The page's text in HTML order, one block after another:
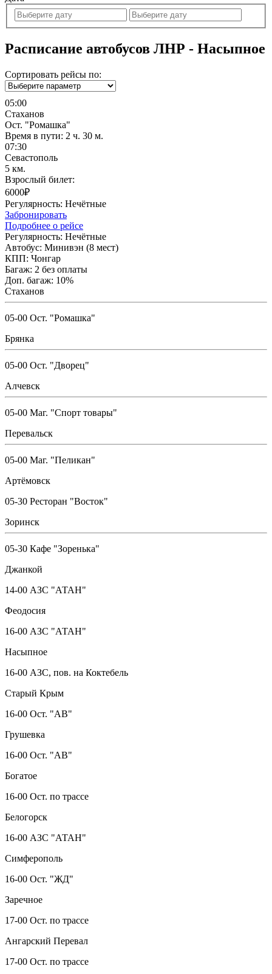
Расписание автобусов ЛНР - Насыпное
Сортировать рейсы по:
05:00
Стаханов
Ост. "Ромашка"
Время в пути: 2 ч. 30 м.
07:30
Севастополь
5 км.
Взрослый билет:
6000₽
Регулярность: Нечётные
Забронировать
Подробнее о рейсе
Регулярность: Нечётные
Автобус: Минивэн (8 мест)
КПП: Чонгар
Багаж: 2 без оплаты
Доп. багаж: 10%
Стаханов
05-00 Ост. "Ромашка"
Брянка
05-00 Ост. "Дворец"
Алчевск
05-00 Маг. "Спорт товары"
Перевальск
05-00 Маг. "Пеликан"
Артёмовск
05-30 Ресторан "Восток"
Зоринск
05-30 Кафе "Зоренька"
Джанкой
14-00 АЗС "АТАН"
Феодосия
16-00 АЗС "АТАН"
Насыпное
16-00 АЗС, пов. на Коктебель
Старый Крым
16-00 Ост. "АВ"
Грушевка
16-00 Ост. "АВ"
Богатое
16-00 Ост. по трассе
Белогорск
16-00 АЗС "АТАН"
Симферополь
16-00 Ост. "ЖД"
Заречное
17-00 Ост. по трассе
Ангарский Перевал
17-00 Ост. по трассе